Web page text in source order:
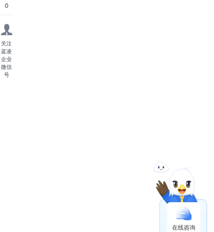
0
关注
蓝凌
企业
微信
号
在线咨询